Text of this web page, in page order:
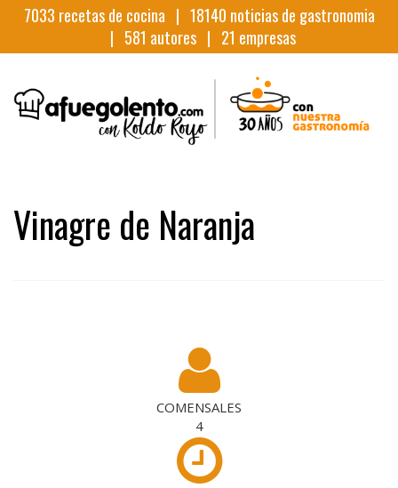
7033 recetas de cocina | 18140 noticias de gastronomia
| 581 autores | 21 empresas
Vinagre de Naranja
COMENSALES
4